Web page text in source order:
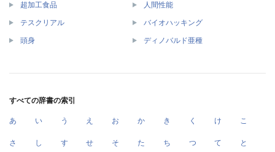
超加工食品 人間性能
テスクリアル バイオハッキング
頭身 ディノバルド亜種
すべての辞書の索引
あ い う え お か き く け こ
さ し す せ そ た ち つ て と